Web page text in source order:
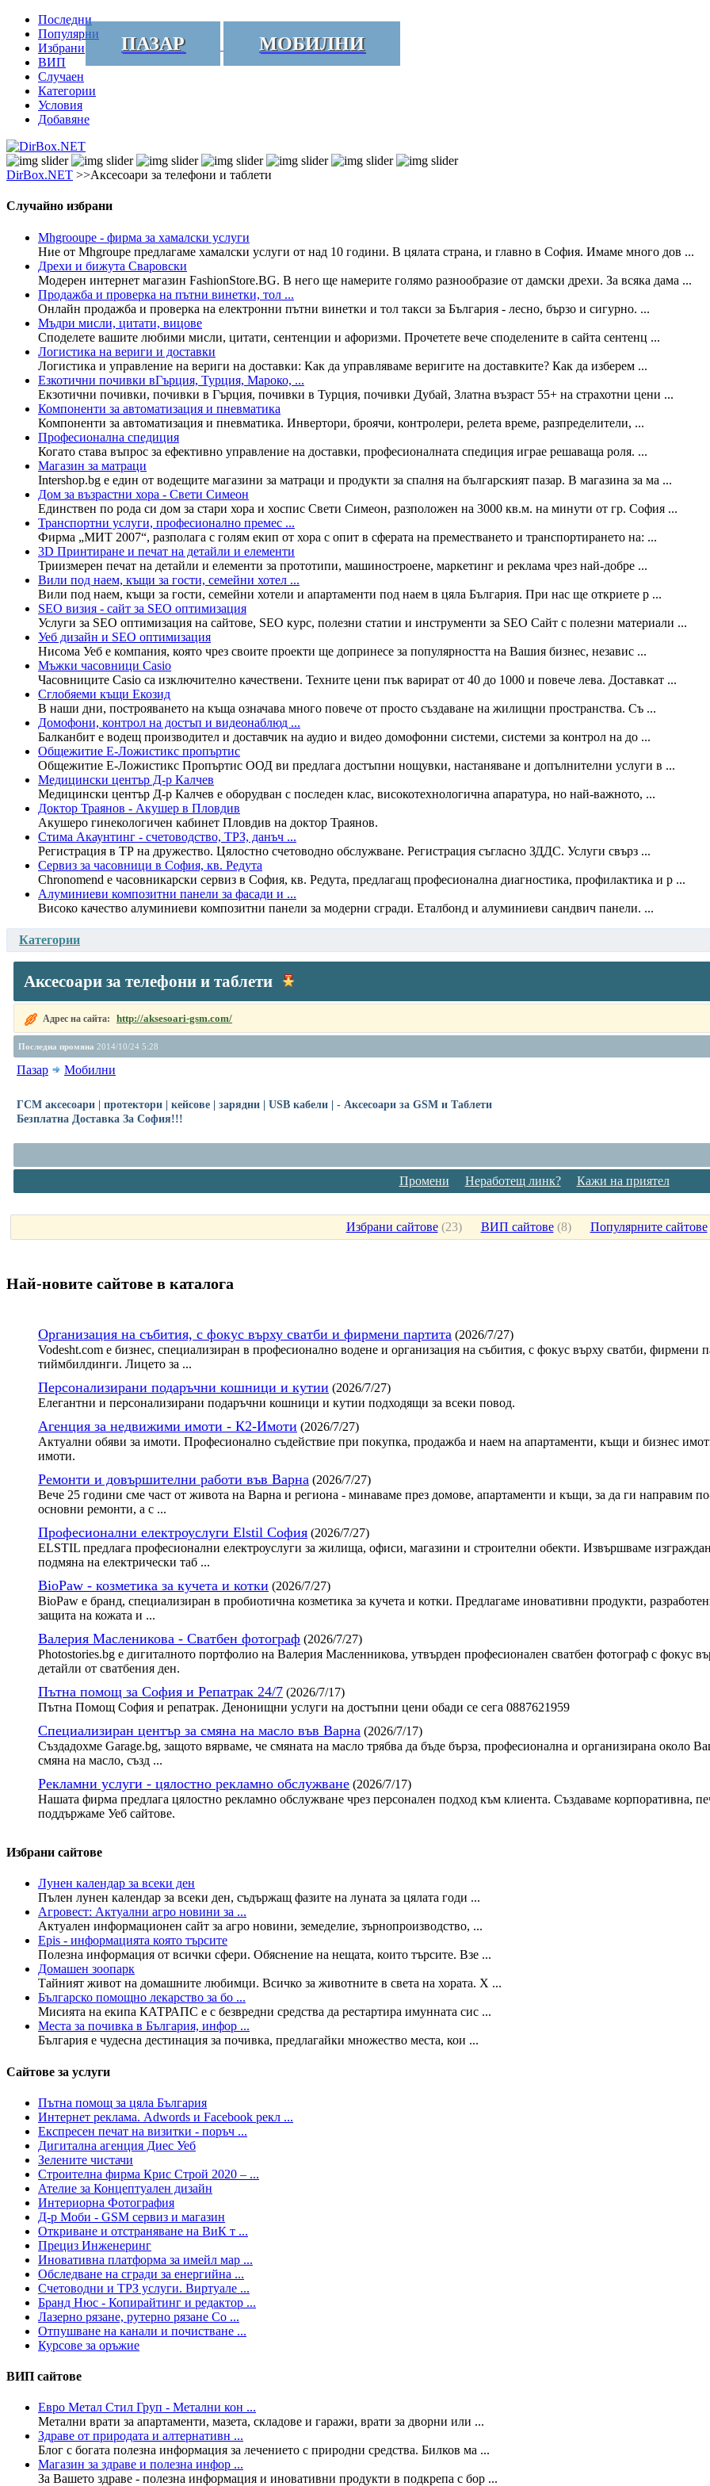
Последни
Популярни
Избрани
ВИП
Случаен
Категории
Условия
Добавяне
ПАЗАР МОБИЛНИ
DirBox.NET >>Аксесоари за телефони и таблети
Случайно избрани
Mhgrooupe - фирма за хамалски услуги
Ние от Mhgroupe предлагаме хамалски услуги от над 10 години. В цялата страна, и главно в София. Имаме много дов ...
Дрехи и бижута Сваровски
Модерен интернет магазин FashionStore.BG. В него ще намерите голямо разнообразие от дамски дрехи. За всяка дама ...
Продажба и проверка на пътни винетки, тол ...
Онлайн продажба и проверка на електронни пътни винетки и тол такси за България - лесно, бързо и сигурно. ...
Мъдри мисли, цитати, вицове
Споделете вашите любими мисли, цитати, сентенции и афоризми. Прочетете вече споделените в сайта сентенц ...
Логистика на вериги и доставки
Логистика и управление на вериги на доставки: Как да управляваме веригите на доставките? Как да изберем ...
Езкотични почивки вГърция, Турция, Мароко, ...
Екзотични почивки, почивки в Гърция, почивки в Турция, почивки Дубай, Златна възраст 55+ на страхотни цени ...
Компоненти за автоматизация и пневматика
Компоненти за автоматизация и пневматика. Инвертори, броячи, контролери, релета време, разпределители, ...
Професионална спедиция
Когато става въпрос за ефективно управление на доставки, професионалната спедиция играе решаваща роля. ...
Магазин за матраци
Intershop.bg e един от водещите магазини за матраци и продукти за спалня на българският пазар. В магазина за ма ...
Дом за възрастни хора - Свети Симеон
Единствен по рода си дом за стари хора и хоспис Свети Симеон, разположен на 3000 кв.м. на минути от гр. София ...
Транспортни услуги, професионално премес ...
Фирма „МИТ 2007“, разполага с голям екип от хора с опит в сферата на преместването и транспортирането на: ...
3D Принтиране и печат на детайли и елементи
Триизмерен печат на детайли и елементи за прототипи, машиностроене, маркетинг и реклама чрез най-добре ...
Вили под наем, къщи за гости, семейни хотел ...
Вили под наем, къщи за гости, семейни хотели и апартаменти под наем в цяла България. При нас ще откриете р ...
SEO визия - сайт за SEO оптимизация
Услуги за SEO оптимизация на сайтове, SEO курс, полезни статии и инструменти за SEO Сайт с полезни материали ...
Уеб дизайн и SEO оптимизация
Нисома Уеб е компания, която чрез своите проекти ще допринесе за популярността на Вашия бизнес, независ ...
Мъжки часовници Casio
Часовниците Casio са изключително качествени. Техните цени пък варират от 40 до 1000 и повече лева. Доставкат ...
Сглобяеми къщи Екозид
В наши дни, построяването на къща означава много повече от просто създаване на жилищни пространства. Съ ...
Домофони, контрол на достъп и видеонаблюд ...
Балканбит е водещ производител и доставчик на аудио и видео домофонни системи, системи за контрол на до ...
Общежитие Е-Ложистикс пропъртис
Общежитие Е-Ложистикс Пропъртис ООД ви предлага достъпни нощувки, настаняване и допълнителни услуги в ...
Медицински център Д-р Калчев
Медицински център Д-р Калчев е оборудван с последен клас, високотехнологична апаратура, но най-важното, ...
Доктор Траянов - Акушер в Пловдив
Акушеро гинекологичен кабинет Пловдив на доктор Траянов.
Стима Акаунтинг - счетоводство, ТРЗ, данъч ...
Регистрация в ТР на дружество. Цялостно счетоводно обслужване. Регистрация съгласно ЗДДС. Услуги свърз ...
Сервиз за часовници в София, кв. Редута
Chronomend е часовникарски сервиз в София, кв. Редута, предлагащ професионална диагностика, профилактика и р ...
Алуминиеви композитни панели за фасади и ...
Високо качество алуминиеви композитни панели за модерни сгради. Еталбонд и алуминиеви сандвич панели. ...
Категории
Аксесоари за телефони и таблети
Адрес на сайта: http://aksesoari-gsm.com/
Последна промяна 2014/10/24 5:28
Пазар Мобилни
ГСМ аксесоари | протектори | кейсове | зарядни | USB кабели | - Аксесоари за GSM и Таблети
Безплатна Доставка За София!!!
Промени Неработещ линк? Кажи на приятел
Избрани сайтове(23) ВИП сайтове(8) Популярните сайтове
Най-новите сайтoве в каталога
Организация на събития, с фокус върху сватби и фирмени партита (2026/7/27)
Vodesht.com е бизнес, специализиран в професионално водене и организация на събития, с фокус върху сватби,
тиймбилдинги. Лицето за ...
Персонализирани подаръчни кошници и кутии (2026/7/27)
Елегантни и персонализирани подаръчни кошници и кутии подходящи за всеки повод.
Агенция за недвижими имоти - К2-Имоти (2026/7/27)
Актуални обяви за имоти. Професионално съдействие при покупка, продажба и наем на апартаменти, къщи и бизнес
имоти.
Ремонти и довършителни работи във Варна (2026/7/27)
Вече 25 години сме част от живота на Варна и региона - минаваме през домове, апартаменти и къщи, за да ги направим
основни ремонти, а с ...
Професионални електроуслуги Elstil София (2026/7/27)
ELSTIL предлага професионални електроуслуги за жилища, офиси, магазини и строителни обекти. Извършваме
подмяна на електрически таб ...
BioPaw - козметика за кучета и котки (2026/7/27)
BioPaw е бранд, специализиран в пробиотична козметика за кучета и котки. Предлагаме иновативни продукти,
защита на кожата и ...
Валерия Масленикова - Сватбен фотограф (2026/7/27)
Photostories.bg е дигиталното портфолио на Валерия Масленникова, утвърден професионален сватбен фотограф с фокус
детайли от сватбения ден.
Пътна помощ за София и Репатрак 24/7 (2026/7/17)
Пътна Помощ София и репатрак. Денонищни услуги на достъпни цени обади се сега 0887621959
Специализиран център за смяна на масло във Варна (2026/7/17)
Създадохме Garage.bg, защото вярваме, че смяната на масло трябва да бъде бърза, професионална и организирана около
смяна на масло, създ ...
Рекламни услуги - цялостно рекламно обслужване (2026/7/17)
Нашата фирма предлага цялостно рекламно обслужване чрез персонален подход към клиента. Създаваме корпоративна,
поддържаме Уеб сайтове.
Избрани сайтове
Лунен календар за всеки ден
Пълен лунен календар за всеки ден, съдържащ фазите на луната за цялата годи ...
Агровест: Актуални агро новини за ...
Актуален информационен сайт за агро новини, земеделие, зърнопроизводство, ...
Epis - информацията която търсите
Полезна информация от всички сфери. Обяснение на нещата, които търсите. Взе ...
Домашен зоопарк
Тайният живот на домашните любимци. Всичко за животните в света на хората. Х ...
Българско помощно лекарство за бо ...
Мисията на екипа КАТРАПС е с безвредни средства да рестартира имунната сис ...
Места за почивка в България, инфор ...
България е чудесна дестинация за почивка, предлагайки множество места, кои ...
Сайтове за услуги
Пътна помощ за цяла България
Интернет реклама. Adwords и Facebook рекл ...
Експресен печат на визитки - поръч ...
Дигитална агенция Диес Уеб
Зелените чистачи
Строителна фирма Крис Строй 2020 – ...
Ателие за Концептуален дизайн
Интериорна Фотография
Д-р Моби - GSM сервиз и магазин
Откриване и отстраняване на ВиК т ...
Прециз Инженеринг
Иновативна платформа за имейл мар ...
Обследване на сгради за енергийна ...
Счетоводни и ТРЗ услуги. Виртуале ...
Бранд Нюс - Копирайтинг и редактор ...
Лазерно рязане, рутерно рязане Со ...
Отпушване на канали и почистване ...
Курсове за оръжие
ВИП сайтове
Евро Метал Стил Груп - Метални кон ...
Метални врати за апартаменти, мазета, складове и гаражи, врати за дворни или ...
Здраве от природата и алтернативн ...
Блог с богата полезна информация за лечението с природни средства. Билков ма ...
Магазин за здраве и полезна инфор ...
За Вашето здраве - полезна информация и иновативни продукти в подкрепа с бор ...